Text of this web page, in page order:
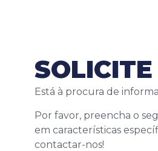
Está à procura de
Por favor, preencha o
em características
contactar-nos!